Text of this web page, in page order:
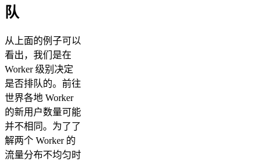
队
从上面的例子可以
看出，我们是在
Worker 级别决定
是否排队的。前往
世界各地 Worker
的新用户数量可能
并不相同。为了了
解两个 Worker 的
流量分布不均匀时